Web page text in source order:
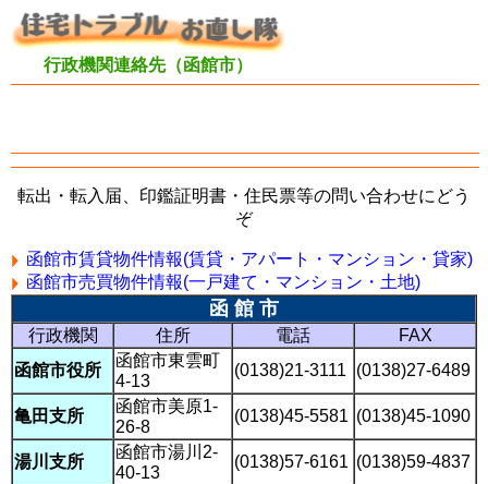
行政機関連絡先（函館市）
転出・転入届、印鑑証明書・住民票等の問い合わせにどう
ぞ
函館市賃貸物件情報(賃貸・アパート・マンション・貸家)
函館市売買物件情報(一戸建て・マンション・土地)
函 館 市
行政機関 住所 電話
FAX
函館市役所
函館市東雲町
4-13
(0138)21-3111 (0138)27-6489
亀田支所
函館市美原1-
26-8
(0138)45-5581 (0138)45-1090
湯川支所
函館市湯川2-
40-13
(0138)57-6161 (0138)59-4837